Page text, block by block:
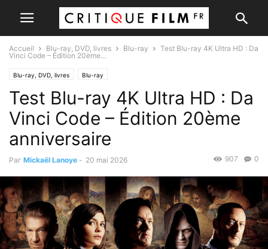
Accueil Blu-ray, DVD, livres Blu-ray
Test Blu-ray 4K Ultra HD : Da
Vinci Code – Édition 20ème...
Blu-ray, DVD, livres Blu-ray
Test Blu-ray 4K Ultra HD : Da
Vinci Code – Édition 20ème
anniversaire
Par Mickaël Lanoye - 20 mai 2026 0
907